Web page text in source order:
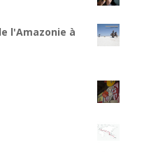
l'Amazonie à